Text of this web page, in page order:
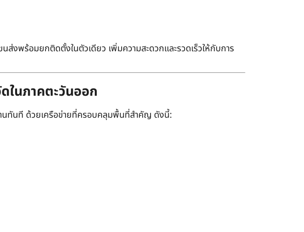
นส่งพร้อมยกติดตั้งในตัวเดียว เพิ่มความสะดวกและรวดเร็วให้กับการ
นภาคตะวันออก
นทันที ด้วยเครือข่ายที่ครอบคลุมพื้นที่สำคัญ ดังนี้: